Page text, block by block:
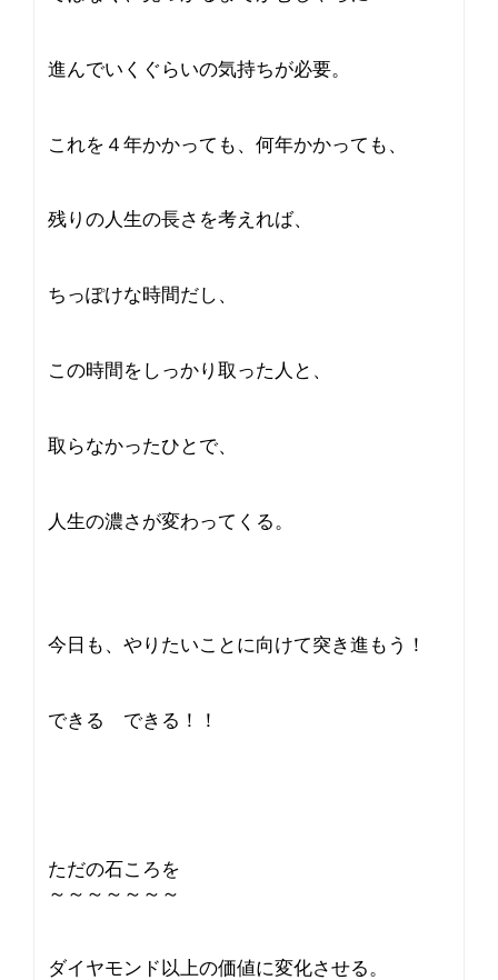
進んでいくぐらいの気持ちが必要。
これを４年かかっても、何年かかっても、
残りの人生の長さを考えれば、
ちっぽけな時間だし、
この時間をしっかり取った人と、
取らなかったひとで、
人生の濃さが変わってくる。
今日も、やりたいことに向けて突き進もう！
できる できる！！
ただの石ころを
～～～～～～～
ダイヤモンド以上の価値に変化させる。